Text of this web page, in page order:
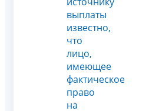
выплаты
известно,
что
лицо,
имеющее
фактическое
право
на